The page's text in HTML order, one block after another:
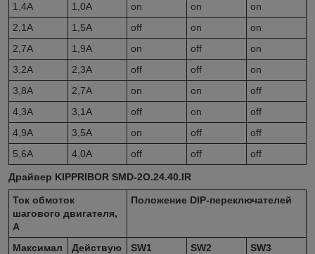
1,4A 1,0A on on
on
2,1A
1,5A off on
on
2,7A
1,9A on off
on
3,2A
2,3A off off
on
3,8A
2,7A on on
off
4,3A
3,1A off on
off
4,9A
3,5A on off
off
5,6A
4,0A off off off
Драйвер KIPPRIBOR SMD-2O.24.40.IR
Ток обмоток
шагового двигателя,
А
Положение DIP-переключателей
Максимал
Действую
SW1 SW2 SW3